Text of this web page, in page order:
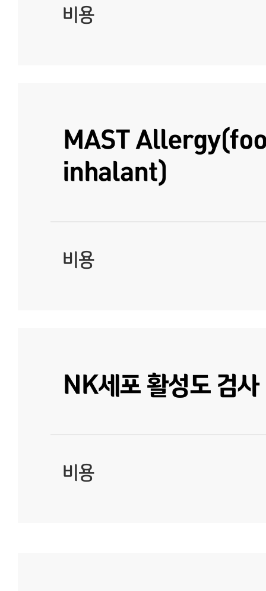
비용
MAST
inhalant)
비용
NK세포 활성도 검사
비용